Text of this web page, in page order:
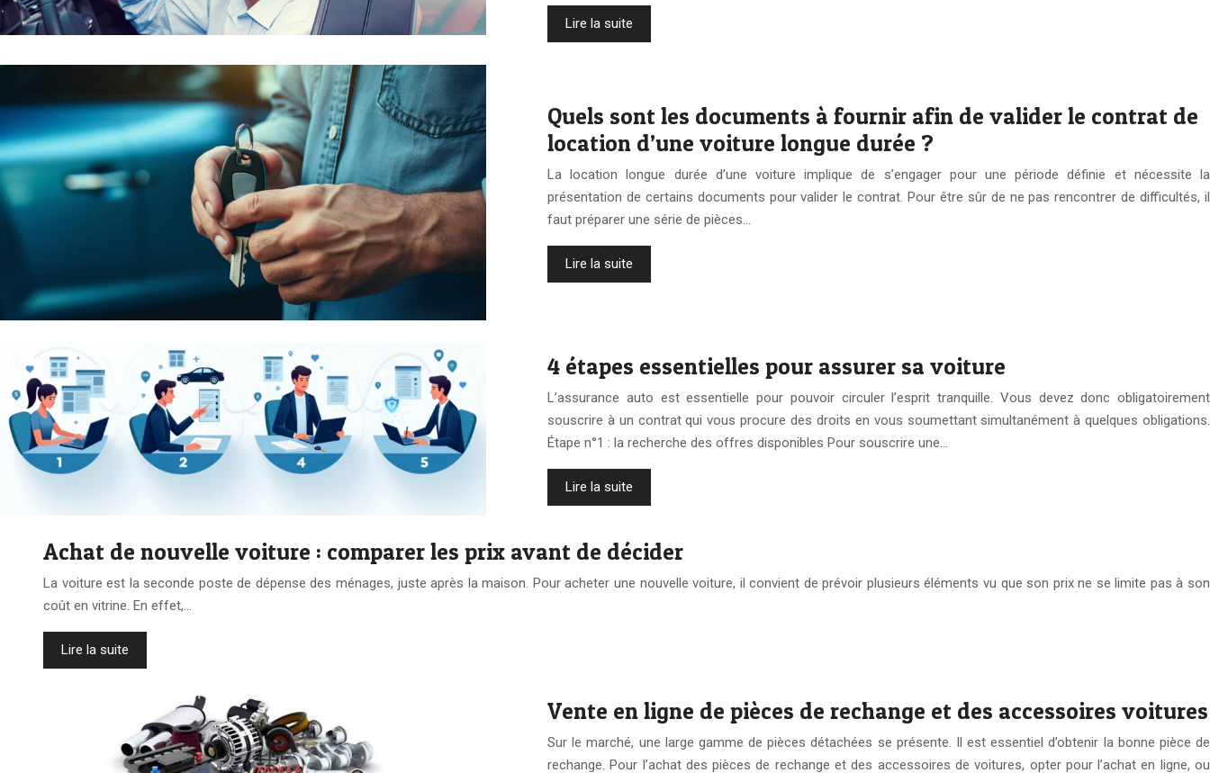
Lire la suite
Quels sont les documents à fournir afin de valider le contrat de
location d’une voiture longue durée ?
La location longue durée d’une voiture implique de s’engager pour une période définie et nécessite la
présentation de certains documents pour valider le contrat. Pour être sûr de ne pas rencontrer de difficultés, il
faut préparer une série de pièces…
Lire la suite
4 étapes essentielles pour assurer sa voiture
L’assurance auto est essentielle pour pouvoir circuler l’esprit tranquille. Vous devez donc obligatoirement
souscrire à un contrat qui vous procure des droits en vous soumettant simultanément à quelques obligations.
Étape n°1 : la recherche des offres disponibles Pour souscrire une…
Lire la suite
Achat de nouvelle voiture : comparer les prix avant de décider
La voiture est la seconde poste de dépense des ménages, juste après la maison. Pour acheter une nouvelle voiture, il convient de prévoir plusieurs éléments vu que son prix ne se limite pas à son
coût en vitrine. En effet,…
Lire la suite
Vente en ligne de pièces de rechange et des accessoires voitures
Sur le marché, une large gamme de pièces détachées se présente. Il est essentiel d’obtenir la bonne pièce de
rechange. Pour l’achat des pièces de rechange et des accessoires de voitures, opter pour l’achat en ligne, ou